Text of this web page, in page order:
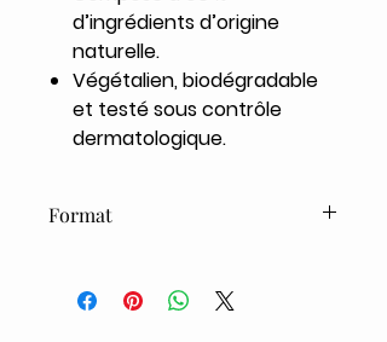
d’ingrédients d’origine
naturelle.
Végétalien, biodégradable
et testé sous contrôle
dermatologique.
Format